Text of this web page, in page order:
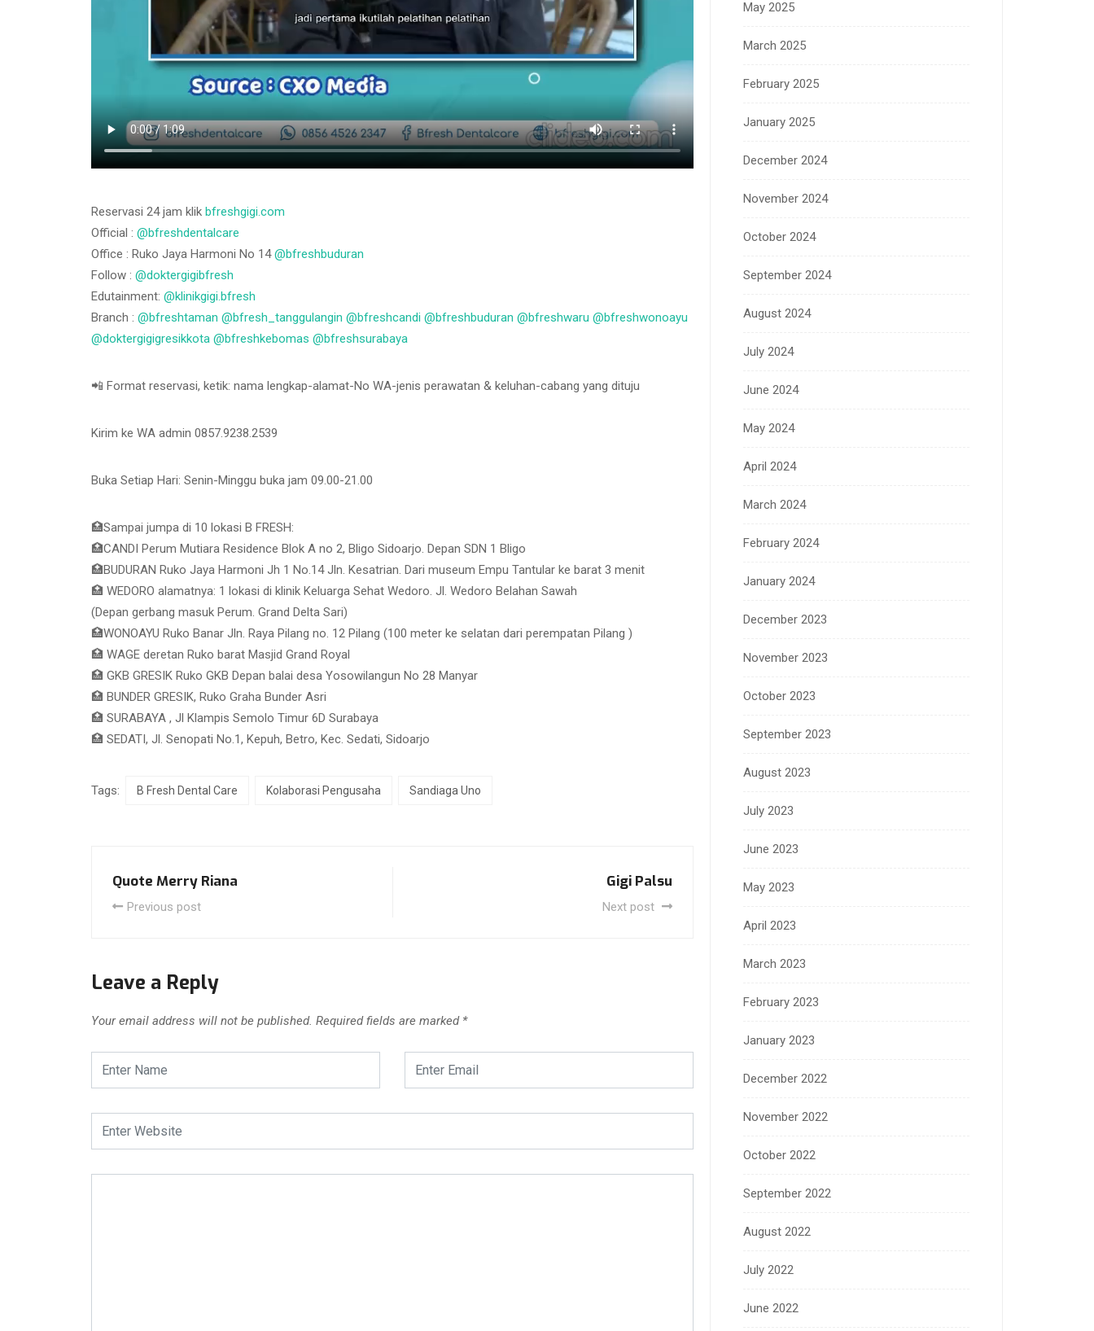
Reservasi 24 jam klik bfreshgigi.com
Official : @bfreshdentalcare
Office : Ruko Jaya Harmoni No 14@bfreshbuduran
Follow : @doktergigibfresh
Edutainment: @klinikgigi.bfresh
Branch : @bfreshtaman @bfresh_tanggulangin @bfreshcandi @bfreshbuduran @bfreshwaru @bfreshwonoayu
@doktergigigresikkota @bfreshkebomas @bfreshsurabaya
📲 Format reservasi, ketik: nama lengkap-alamat-No WA-jenis perawatan & keluhan-cabang yang dituju
Kirim ke WA admin 0857.9238.2539
Buka Setiap Hari: Senin-Minggu buka jam 09.00-21.00
🏥Sampai jumpa di 10 lokasi B FRESH:
🏥CANDI Perum Mutiara Residence Blok A no 2, Bligo Sidoarjo. Depan SDN 1 Bligo
🏥BUDURAN Ruko Jaya Harmoni Jh 1 No.14 Jln. Kesatrian. Dari museum Empu Tantular ke barat 3 menit
🏥 WEDORO alamatnya: 1 lokasi di klinik Keluarga Sehat Wedoro. Jl. Wedoro Belahan Sawah
(Depan gerbang masuk Perum. Grand Delta Sari)
🏥WONOAYU Ruko Banar Jln. Raya Pilang no. 12 Pilang (100 meter ke selatan dari perempatan Pilang )
🏥 WAGE deretan Ruko barat Masjid Grand Royal
🏥 GKB GRESIK Ruko GKB Depan balai desa Yosowilangun No 28 Manyar
🏥 BUNDER GRESIK, Ruko Graha Bunder Asri
🏥 SURABAYA , Jl Klampis Semolo Timur 6D Surabaya
🏥 SEDATI, Jl. Senopati No.1, Kepuh, Betro, Kec. Sedati, Sidoarjo
Tags: B Fresh Dental Care Kolaborasi Pengusaha Sandiaga Uno
Quote Merry Riana
Previous post
Gigi Palsu
Next post
Leave a Reply
Your email address will not be published. Required fields are marked *
May 2025
March 2025
February 2025
January 2025
December 2024
November 2024
October 2024
September 2024
August 2024
July 2024
June 2024
May 2024
April 2024
March 2024
February 2024
January 2024
December 2023
November 2023
October 2023
September 2023
August 2023
July 2023
June 2023
May 2023
April 2023
March 2023
February 2023
January 2023
December 2022
November 2022
October 2022
September 2022
August 2022
July 2022
June 2022